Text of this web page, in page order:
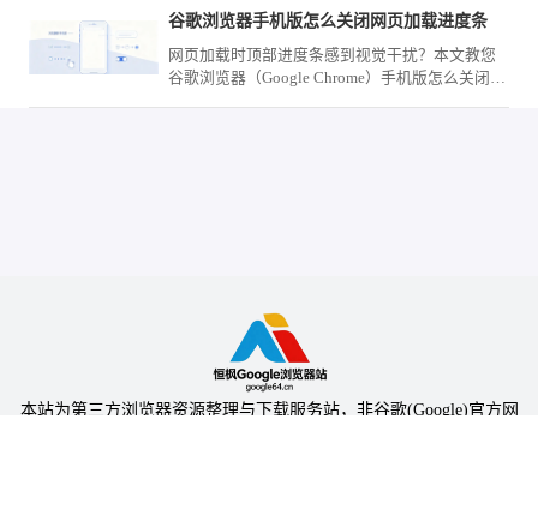
阅海量文字或高清大图时依然保持极致的响应速
度。
谷歌浏览器手机版怎么关闭网页加载进度条
网页加载时顶部进度条感到视觉干扰？本文教您
谷歌浏览器（Google Chrome）手机版怎么关闭网
本站为第三方浏览器资源整理与下载服务站，非谷歌(Google)官方网